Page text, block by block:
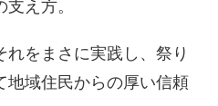
え方。
をまさに実践し、祭り
地域住民からの厚い信頼